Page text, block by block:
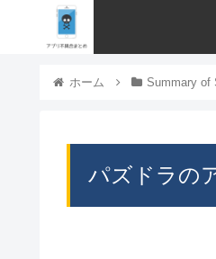
ホーム Summary of
パズドラの